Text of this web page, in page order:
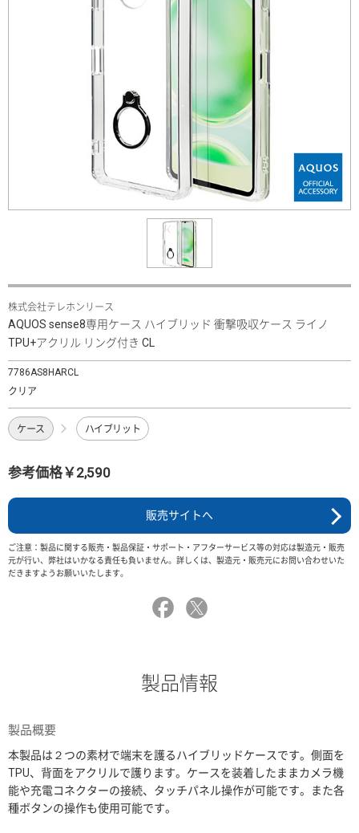
株式会社テレホンリース
AQUOS sense8専用ケース ハイブリッド 衝撃吸収ケース ライノ
TPU+アクリル リング付き CL
7786AS8HARCL
クリア
ケース ハイブリット
参考価格￥2,590
販売サイトへ
ご注意：製品に関する販売・製品保証・サポート・アフターサービス等の対応は製造元・販売
元が行い、弊社はいかなる責任も負いません。詳しくは、製造元・販売元にお問い合わせいた
だきますようお願いいたします。
製品情報
製品概要
本製品は２つの素材で端末を護るハイブリッドケースです。側面を
TPU、背面をアクリルで護ります。ケースを装着したままカメラ機
能や充電コネクターの接続、タッチパネル操作が可能です。また各
種ボタンの操作も使用可能です。